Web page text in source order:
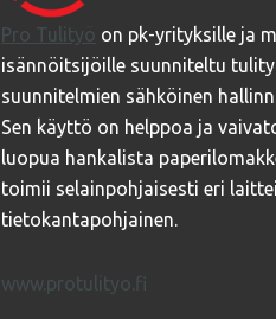
Pro Tulityö on pk-yrityksille ja
isännöitsijöille suunniteltu
suunnitelmien sähköinen
Sen käyttö on helppoa ja
luopua hankalista
toimii selainpohjaisesti eri
tietokantapohjainen.
www.protulityo.fi